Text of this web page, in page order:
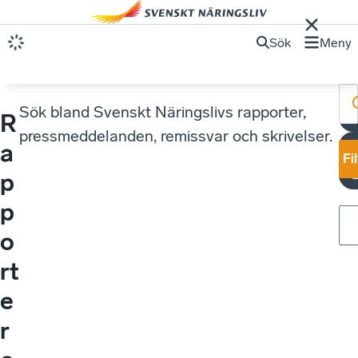
Sök Meny
R
a
p
p
o
rt
e
r
Sök bland Svenskt Näringslivs rapporter,
pressmeddelanden, remissvar och skrivelser.